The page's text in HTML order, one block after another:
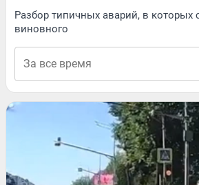
Разбор типичных аварий, в которых
виновного